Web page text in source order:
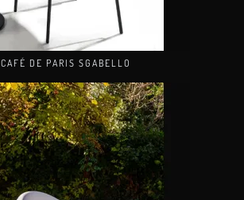
CAFÉ DE PARIS SGABELLO